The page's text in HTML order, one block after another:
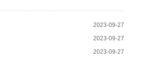
2023-09-27
2023-09-27
2023-09-27